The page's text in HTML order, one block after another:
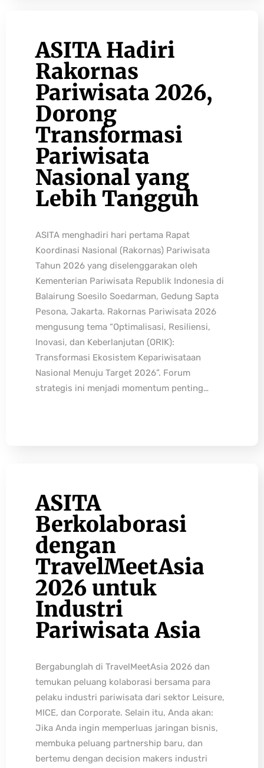
ASITA Hadiri
Rakornas
Pariwisata 2026,
Dorong
Transformasi
Pariwisata
Nasional yang
Lebih Tangguh
ASITA menghadiri hari pertama Rapat
Koordinasi Nasional (Rakornas) Pariwisata
Tahun 2026 yang diselenggarakan oleh
Kementerian Pariwisata Republik Indonesia di
Balairung Soesilo Soedarman, Gedung Sapta
Pesona, Jakarta. Rakornas Pariwisata 2026
mengusung tema “Optimalisasi, Resiliensi,
Inovasi, dan Keberlanjutan (ORIK):
Transformasi Ekosistem Kepariwisataan
Nasional Menuju Target 2026”. Forum
strategis ini menjadi momentum penting…
ASITA
Berkolaborasi
dengan
TravelMeetAsia
2026 untuk
Industri
Pariwisata Asia
Bergabunglah di TravelMeetAsia 2026 dan
temukan peluang kolaborasi bersama para
pelaku industri pariwisata dari sektor Leisure,
MICE, dan Corporate. Selain itu, Anda akan:
Jika Anda ingin memperluas jaringan bisnis,
membuka peluang partnership baru, dan
bertemu dengan decision makers industri